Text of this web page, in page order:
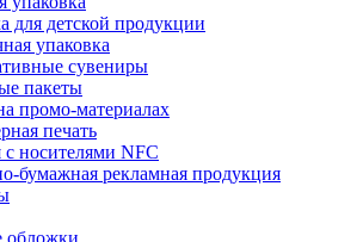
для детской продукции
упаковка
сувениры
пакеты
промо-материалах
печать
с носителями NFC
бумажная рекламная продукция
обложки